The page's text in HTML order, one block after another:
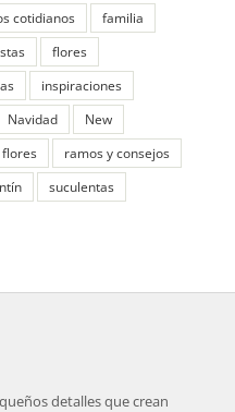
cotidianos
familia
flores
inspiraciones
Navidad
New
flores
ramos y consejos
suculentas
detalles que crean